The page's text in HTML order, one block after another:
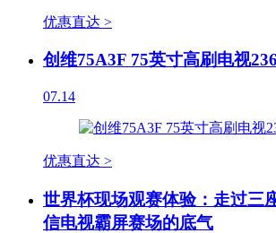
优惠直达 >
创维75A3F 75英寸高刷电视
07.14
优惠直达 >
世界杯现场观赛体验：走过三
信电视霸屏赛场的底气